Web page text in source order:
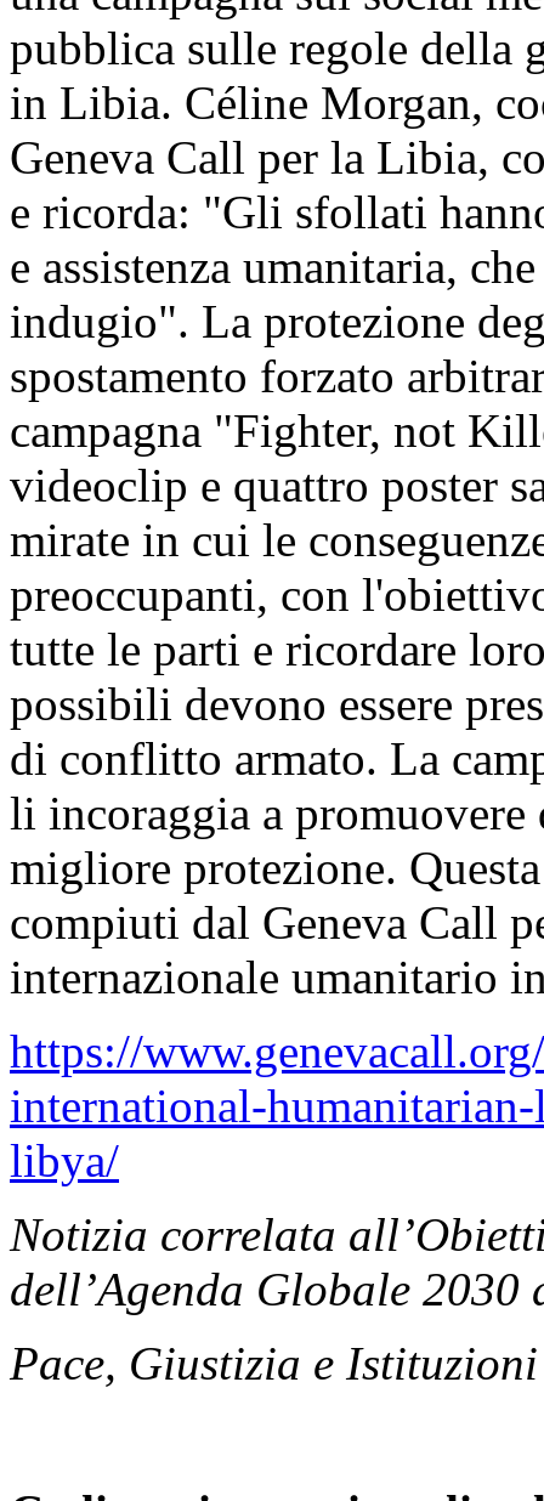
pubblica sulle regole della
in Libia. Céline Morgan,
Geneva Call per la Libia,
e ricorda: "Gli sfollati
e assistenza umanitaria,
indugio". La protezione
spostamento forzato
campagna "Fighter, not
videoclip e quattro poster
mirate in cui le
preoccupanti, con
tutte le parti e ricordare
possibili devono essere
di conflitto armato. La
li incoraggia a promuovere
migliore protezione.
compiuti dal Geneva Call
internazionale umanitario
https://
international-
libya/
Notizia correlata
dell’Agenda Globale
Pace, Giustizia e